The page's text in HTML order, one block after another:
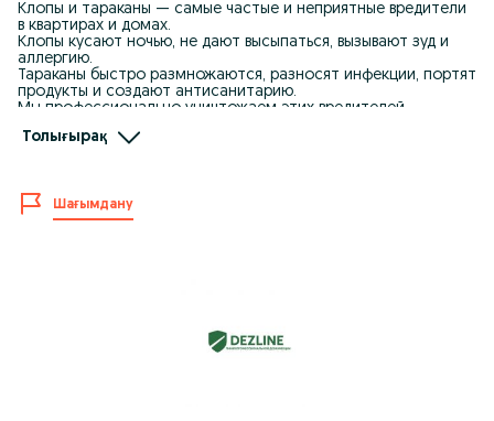
Клопы и тараканы — самые частые и неприятные вредители
в квартирах и домах.
Клопы кусают ночью, не дают высыпаться, вызывают зуд и
аллергию.
Тараканы быстро размножаются, разносят инфекции, портят
продукты и создают антисанитарию.
Мы профессионально уничтожаем этих вредителей,
- других насекомых (муравьи, блохи, осы, комары, пауки,
мокрицы, короеды и др.);
- грызунов (крысы, мыши, кроты, землеройки, змеи);
- Обработка проходит без запаха, безопасна для детей,
Толығырақ
Шағымдану